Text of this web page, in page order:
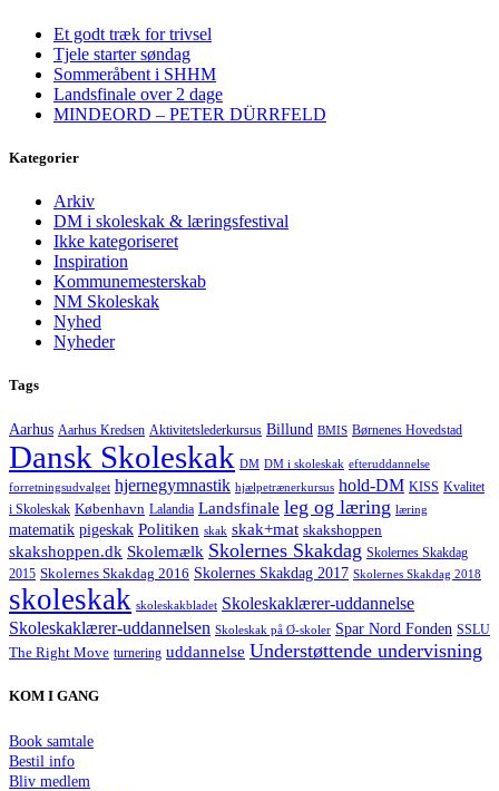
Et godt træk for trivsel
Tjele starter søndag
Sommeråbent i SHHM
Landsfinale over 2 dage
MINDEORD – PETER DÜRRFELD
Kategorier
Arkiv
DM i skoleskak & læringsfestival
Ikke kategoriseret
Inspiration
Kommunemesterskab
NM Skoleskak
Nyhed
Nyheder
Tags
Aarhus Aarhus Kredsen Aktivitetslederkursus Billund BMIS Børnenes Hovedstad
Dansk Skoleskak DM DM i skoleskak efteruddannelse
forretningsudvalget hjernegymnastik hjælpetrænerkursus hold-DM KISS Kvalitet
i Skoleskak København Lalandia Landsfinale leg og læring læring
matematik pigeskak Politiken skak skak+mat skakshoppen
skakshoppen.dk Skolemælk Skolernes Skakdag Skolernes Skakdag
2015 Skolernes Skakdag 2016 Skolernes Skakdag 2017 Skolernes Skakdag 2018
skoleskak skoleskakbladet Skoleskaklærer-uddannelse
Skoleskaklærer-uddannelsen Skoleskak på Ø-skoler Spar Nord Fonden SSLU
The Right Move turnering uddannelse Understøttende undervisning
KOM I GANG
Book samtale
Bestil info
Bliv medlem